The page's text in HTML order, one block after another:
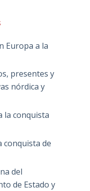
Europa a la
presentes y
nórdica y
la conquista
conquista de
del
de Estado y